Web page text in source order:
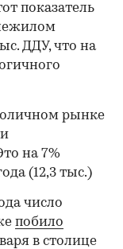
показатель
ДДУ, что на
рынке
на 7%
(12,3 тыс.)
число
побило
в столице